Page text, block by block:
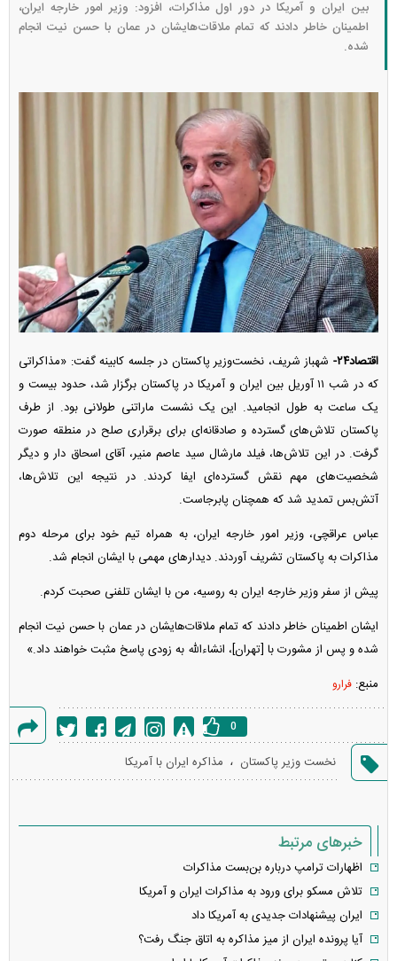
بین ایران و آمریکا در دور اول مذاکرات، افزود: وزیر امور خارجه ایران،
اطمینان خاطر دادند که تمام ملاقات‌هایشان در عمان با حسن نیت انجام
شده.
اقتصاد۲۴-
شهباز شریف، نخست‌وزیر پاکستان در جلسه کابینه گفت: «مذاکراتی
که در شب ۱۱ آوریل بین ایران و آمریکا در پاکستان برگزار شد، حدود بیست و
یک ساعت به طول انجامید. این یک نشست ماراتنی طولانی بود. از طرف
پاکستان تلاش‌های گسترده و صادقانه‌ای برای برقراری صلح در منطقه صورت
گرفت. در این تلاش‌ها، فیلد مارشال سید عاصم منیر، آقای اسحاق دار و دیگر
شخصیت‌های مهم نقش گسترده‌ای ایفا کردند. در نتیجه این تلاش‌ها،
آتش‌بس تمدید شد که همچنان پابرجاست.
عباس عراقچی، وزیر امور خارجه ایران، به همراه تیم خود برای مرحله دوم
مذاکرات به پاکستان تشریف آوردند. دیدار‌های مهمی با ایشان انجام شد.
پیش از سفر وزیر خارجه ایران به روسیه، من با ایشان تلفنی صحبت کردم.
ایشان اطمینان خاطر دادند که تمام ملاقات‌هایشان در عمان با حسن نیت انجام
شده و پس از مشورت با [تهران]، انشاءالله به زودی پاسخ مثبت خواهند داد.»
منبع: فرارو
گزارش
خطا
0
نخست وزیر پاکستان ، مذاکره ایران با آمریکا
خبرهای مرتبط
اظهارات ترامپ درباره بن‌بست مذاکرات
تلاش مسکو برای ورود به مذاکرات ایران و آمریکا
ایران پیشنهادات جدیدی به آمریکا داد
آیا پرونده ایران از میز مذاکره به اتاق جنگ رفت؟